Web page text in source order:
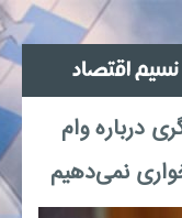
درباره وام
نمی‌دهیم